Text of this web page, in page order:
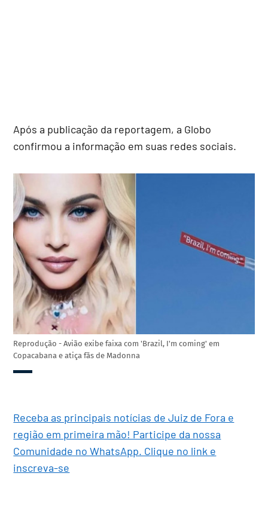
Após a publicação da reportagem, a Globo
confirmou a informação em suas redes sociais.
Reprodução - Avião exibe faixa com 'Brazil, I'm coming' em
Copacabana e atiça fãs de Madonna
Receba as principais notícias de Juiz de Fora e
região em primeira mão! Participe da nossa
Comunidade no WhatsApp. Clique no link e
inscreva-se